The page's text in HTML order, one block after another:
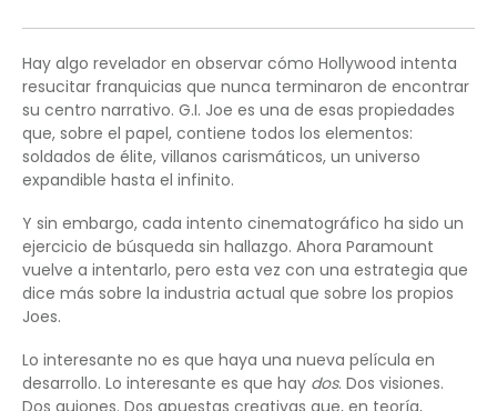
Hay algo revelador en observar cómo Hollywood intenta
resucitar franquicias que nunca terminaron de encontrar
su centro narrativo. G.I. Joe es una de esas propiedades
que, sobre el papel, contiene todos los elementos:
soldados de élite, villanos carismáticos, un universo
expandible hasta el infinito.
Y sin embargo, cada intento cinematográfico ha sido un
ejercicio de búsqueda sin hallazgo. Ahora Paramount
vuelve a intentarlo, pero esta vez con una estrategia que
dice más sobre la industria actual que sobre los propios
Joes.
Lo interesante no es que haya una nueva película en
desarrollo. Lo interesante es que hay dos. Dos visiones.
Dos guiones. Dos apuestas creativas que, en teoría,